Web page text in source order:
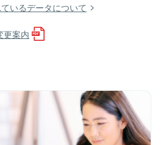
いるデータについて
更案内